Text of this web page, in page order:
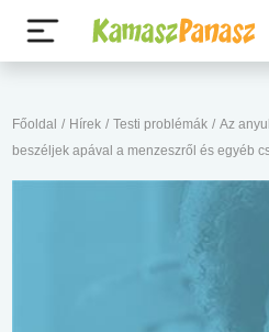
Főoldal / Hírek / Testi problémák / Az
beszéljek apával a menzeszről és egyéb